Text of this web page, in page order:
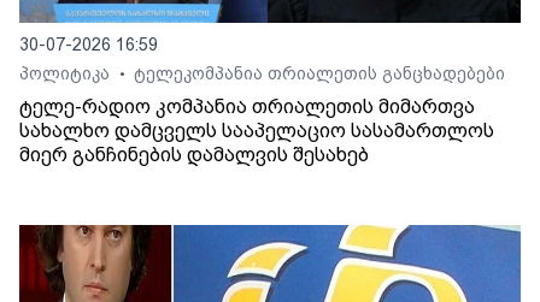
30-07-2026 16:59
პოლიტიკა
• ტელეკომპანია თრიალეთის განცხადებები
ტელე-რადიო კომპანია თრიალეთის მიმართვა
სახალხო დამცველს სააპელაციო სასამართლოს
მიერ განჩინების დამალვის შესახებ